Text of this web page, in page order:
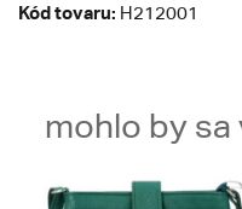
Kód tovaru: H212001
mohlo by